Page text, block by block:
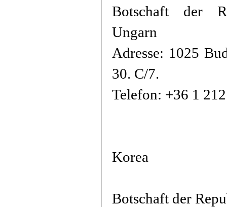
Botschaft der
Ungarn
Adresse: 1025
30. C/7.
Telefon: +36 1
Korea
Botschaft der